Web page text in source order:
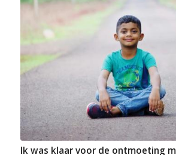
Ik was klaar voor de ontmoeting